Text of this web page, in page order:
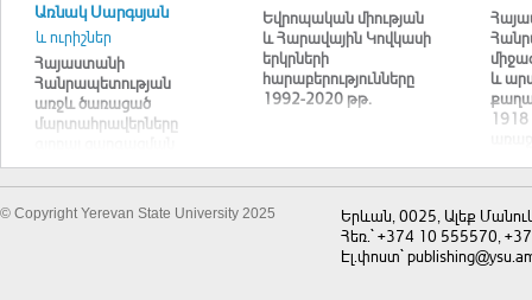
Առնակ Սարգսյան
և ուրիշներ
Հայաստանի
Հանրապետության
առջև ծառացած
մարտահրավերները
հարացույցի
փոխակերպման
համատեքստում
Եվրոպական միության
և Հարավային Կովկասի
երկրների
հարաբերությունները
1992-2020 թթ.
և
© Copyright Yerevan State University 2025
Երևան, 0025, Ալեք
Հեռ.` +374 10 555570,
Էլ.փոստ`